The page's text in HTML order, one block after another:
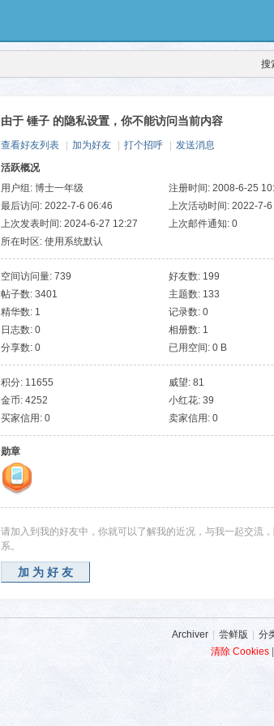
搜
由于 锤子 的隐私设置，你不能访问当前内容
查看好友列表 加为好友 打个招呼
发送消息
活跃概况
用户组: 博士一年级
注册时间: 2008-6-25
最后访问: 2022-7-6 06:46
上次活动时间: 2022-7-
上次发表时间: 2024-6-27 12:27
上次邮件通知: 0
所在时区: 使用系统默认
空间访问量: 739
好友数: 199
帖子数: 3401
主题数: 133
精华数: 1
记录数: 0
日志数: 0
相册数: 1
分享数: 0
已用空间: 0 B
积分: 11655
威望: 81
金币: 4252
小红花: 39
买家信用: 0
卖家信用: 0
勋章
请加入到我的好友中，你就可以了解我的近况，与我一起交流
系。
加为好友
Archiver 尝鲜版 分
清除 Cookies